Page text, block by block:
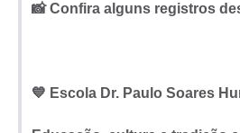
📸 Confira alguns registros
💙 Escola Dr. Paulo Soares